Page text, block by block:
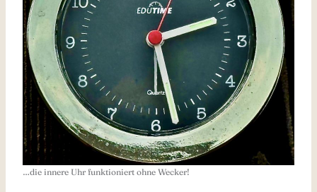
…die innere Uhr funktioniert ohne Wecker!